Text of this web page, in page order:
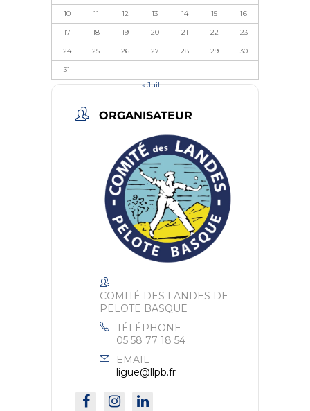
10 11 12 13 14 15 16
17 18 19 20 21 22 23
24 25 26 27 28 29 30
31
« Juil
ORGANISATEUR
COMITÉ DES LANDES DE
PELOTE BASQUE
TÉLÉPHONE
05 58 77 18 54
EMAIL
ligue@llpb.fr